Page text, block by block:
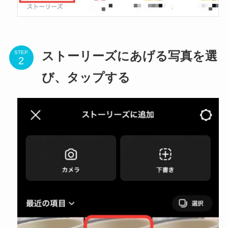
STEP
ストーリーズにあげる写真を選
び、タップする